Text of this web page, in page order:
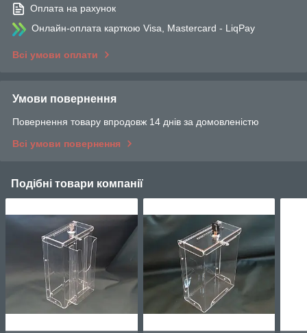
Оплата на рахунок
Онлайн-оплата карткою Visa, Mastercard - LiqPay
Всі умови оплати
Умови повернення
Повернення товару впродовж 14 днів за домовленістю
Всі умови повернення
Подібні товари компанії